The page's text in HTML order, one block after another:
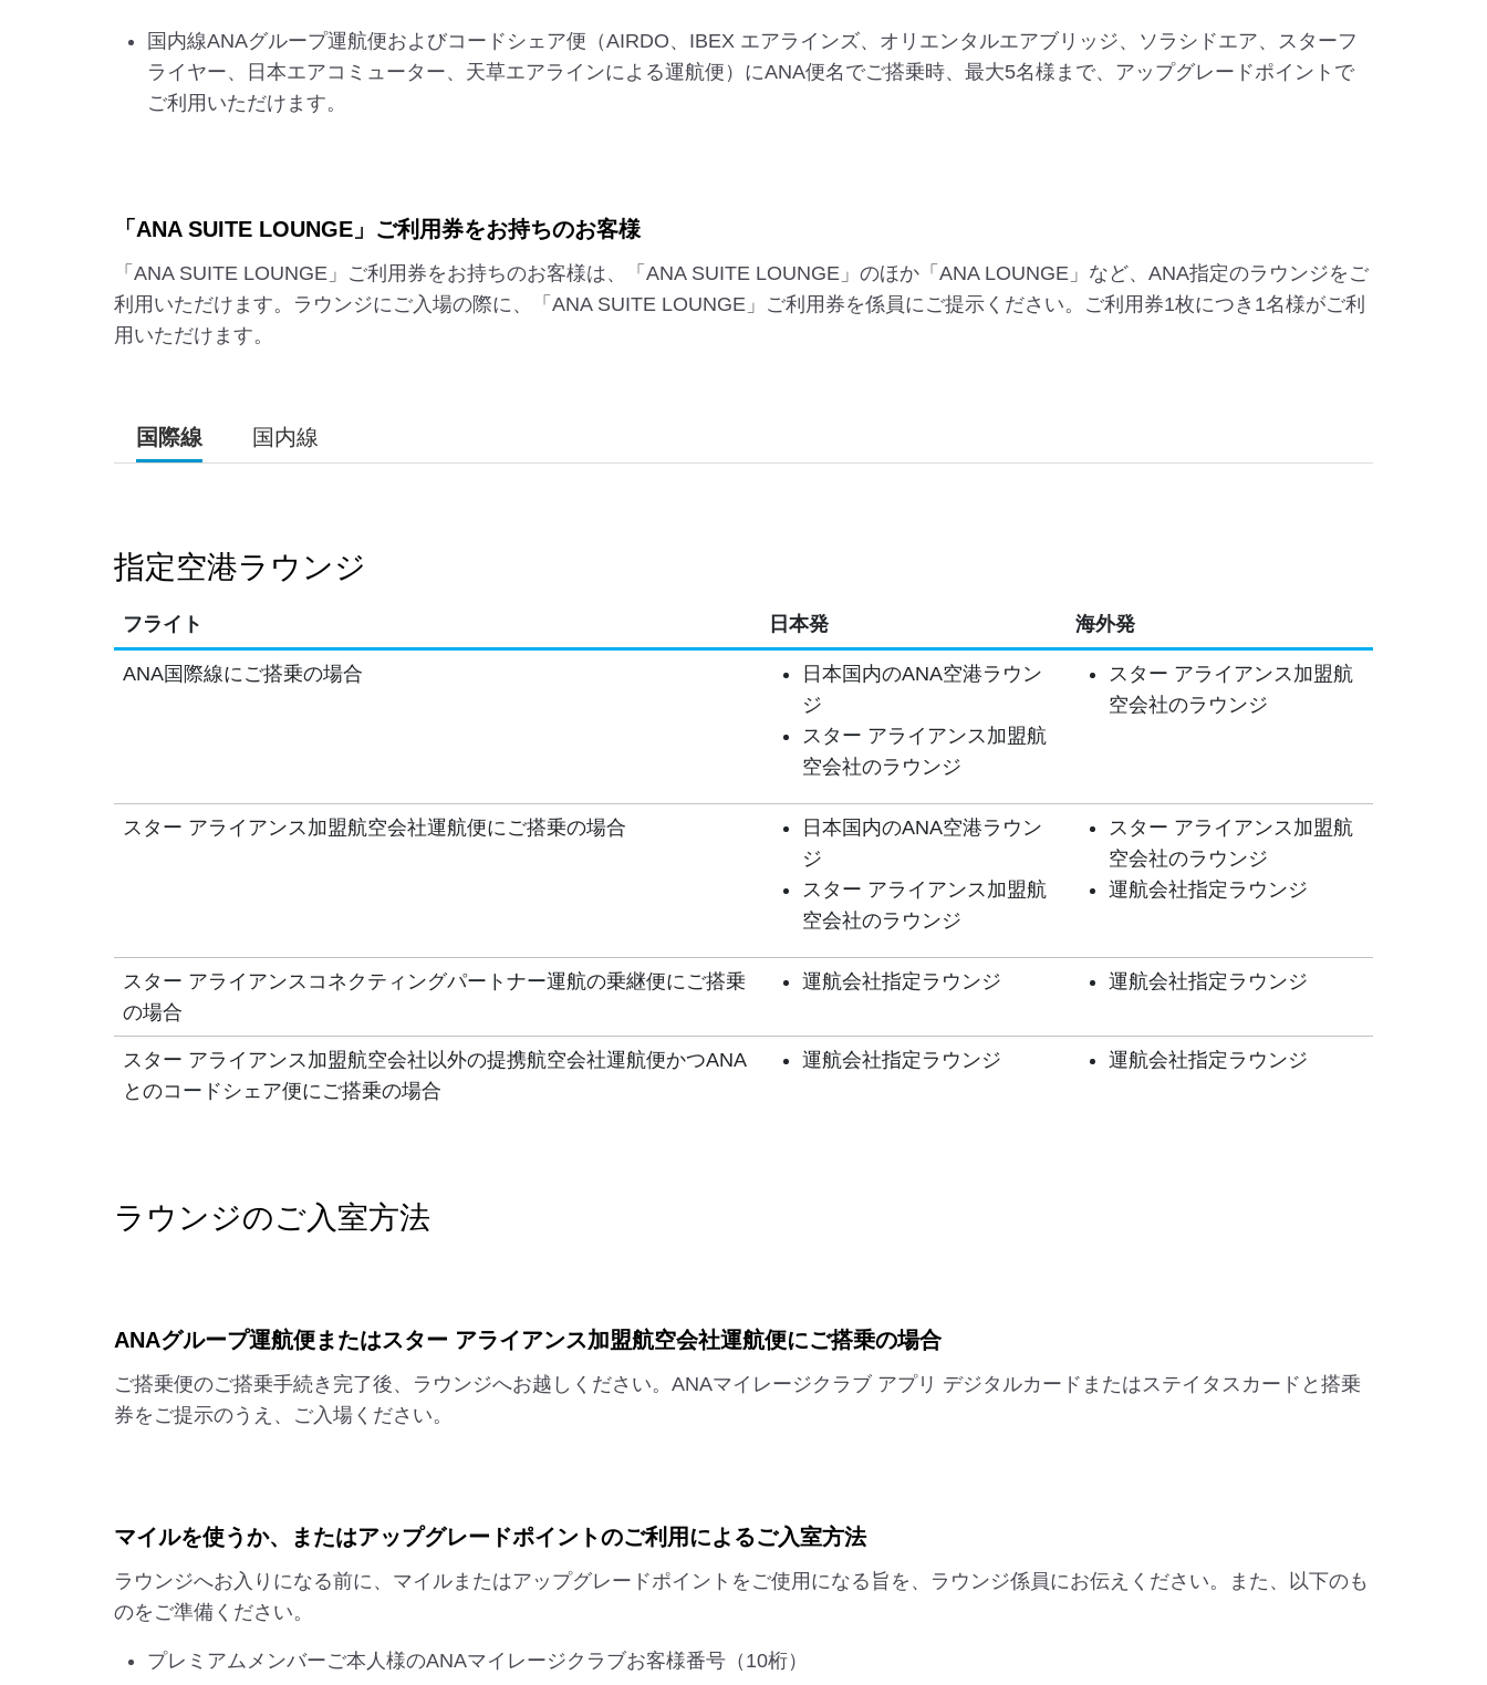
国内線ANAグループ運航便およびコードシェア便（AIRDO、IBEX エアラインズ、オリエンタルエアブリッジ、ソラシドエア、スターフ
ライヤー、日本エアコミューター、天草エアラインによる運航便）にANA便名でご搭乗時、最大5名様まで、アップグレードポイントで
ご利用いただけます。
「ANA SUITE LOUNGE」ご利用券をお持ちのお客様
「ANA SUITE LOUNGE」ご利用券をお持ちのお客様は、「ANA SUITE LOUNGE」のほか「ANA LOUNGE」など、ANA指定のラウンジをご
利用いただけます。ラウンジにご入場の際に、「ANA SUITE LOUNGE」ご利用券を係員にご提示ください。ご利用券1枚につき1名様がご利
用いただけます。
国際線 国内線
指定空港ラウンジ
フライト 日本発 海外発
ANA国際線にご搭乗の場合
日本国内のANA空港ラウン
ジ
スター アライアンス加盟航
空会社のラウンジ
スター アライアンス加盟航
空会社のラウンジ
スター アライアンス加盟航空会社運航便にご搭乗の場合
日本国内のANA空港ラウン
ジ
スター アライアンス加盟航
空会社のラウンジ
スター アライアンス加盟航
空会社のラウンジ
運航会社指定ラウンジ
スター アライアンスコネクティングパートナー運航の乗継便にご搭乗
の場合
運航会社指定ラウンジ 運航会社指定ラウンジ
スター アライアンス加盟航空会社以外の提携航空会社運航便かつANA
とのコードシェア便にご搭乗の場合
運航会社指定ラウンジ 運航会社指定ラウンジ
ラウンジのご入室方法
ANAグループ運航便またはスター アライアンス加盟航空会社運航便にご搭乗の場合
ご搭乗便のご搭乗手続き完了後、ラウンジへお越しください。ANAマイレージクラブ アプリ デジタルカードまたはステイタスカードと搭乗
券をご提示のうえ、ご入場ください。
マイルを使うか、またはアップグレードポイントのご利用によるご入室方法
ラウンジへお入りになる前に、マイルまたはアップグレードポイントをご使用になる旨を、ラウンジ係員にお伝えください。また、以下のも
のをご準備ください。
プレミアムメンバーご本人様のANAマイレージクラブお客様番号（10桁）